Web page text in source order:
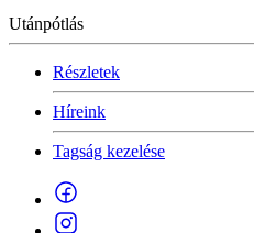
Utánpótlás
Részletek
Híreink
Tagság kezelése